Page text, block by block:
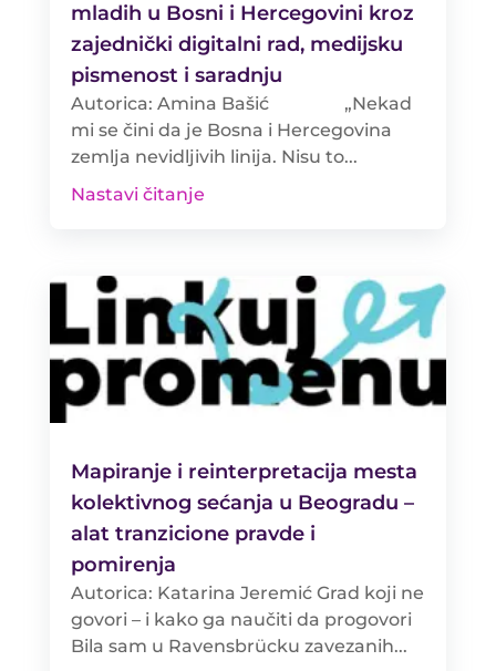
mladih u Bosni i Hercegovini kroz
zajednički digitalni rad, medijsku
pismenost i saradnju
Autorica: Amina Bašić „Nekad
mi se čini da je Bosna i Hercegovina
zemlja nevidljivih linija. Nisu to...
Nastavi čitanje
Mapiranje i reinterpretacija mesta
kolektivnog sećanja u Beogradu –
alat tranzicione pravde i
pomirenja
Autorica: Katarina Jeremić Grad koji ne
govori – i kako ga naučiti da progovori
Bila sam u Ravensbrücku zavezanih...